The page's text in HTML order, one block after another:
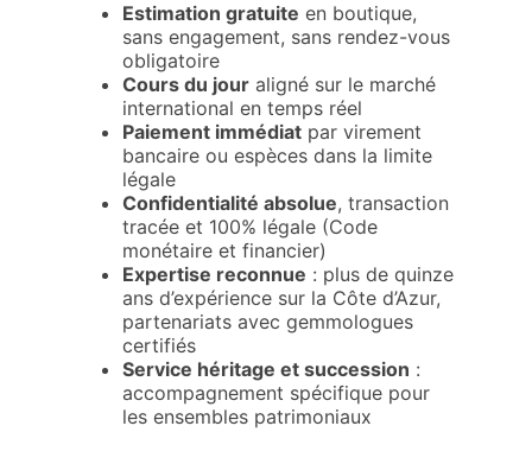
Estimation gratuite en boutique,
sans engagement, sans rendez-vous
obligatoire
Cours du jouraligné sur le marché
international en temps réel
Paiement immédiatpar virement
bancaire ou espèces dans la limite
légale
Confidentialité absolue, transaction
tracée et 100% légale (Code
monétaire et financier)
Expertise reconnue : plus de quinze
ans d’expérience sur la Côte d’Azur,
partenariats avec gemmologues
certifiés
Service héritage et succession :
accompagnement spécifique pour
les ensembles patrimoniaux